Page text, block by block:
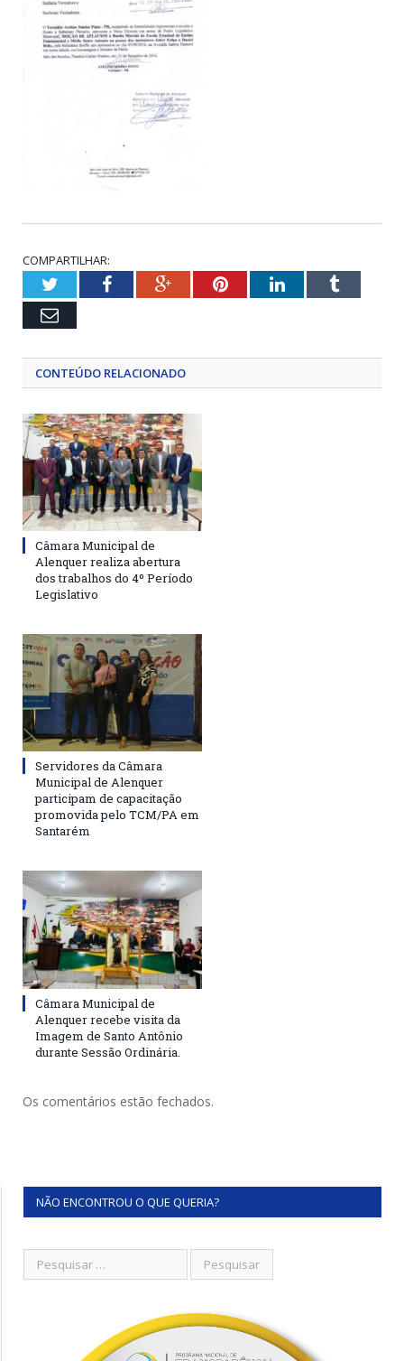
COMPARTILHAR:
TwitterFacebookGoogle+PinterestLinkedInTumblr
Email
CONTEÚDO RELACIONADO
Câmara Municipal de
Alenquer realiza abertura
dos trabalhos do 4º Período
Legislativo
Servidores da Câmara
Municipal de Alenquer
participam de capacitação
promovida pelo TCM/PA em
Santarém
Câmara Municipal de
Alenquer recebe visita da
Imagem de Santo Antônio
durante Sessão Ordinária.
Os comentários estão fechados.
NÃO ENCONTROU O QUE QUERIA?